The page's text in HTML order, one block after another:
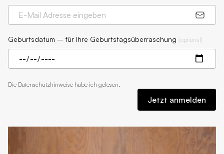
Geburtsdatum – für Ihre Geburtstagsüberraschung (optional)
Die Datenschutzhinweise habe ich gelesen.
Jetzt anmelden